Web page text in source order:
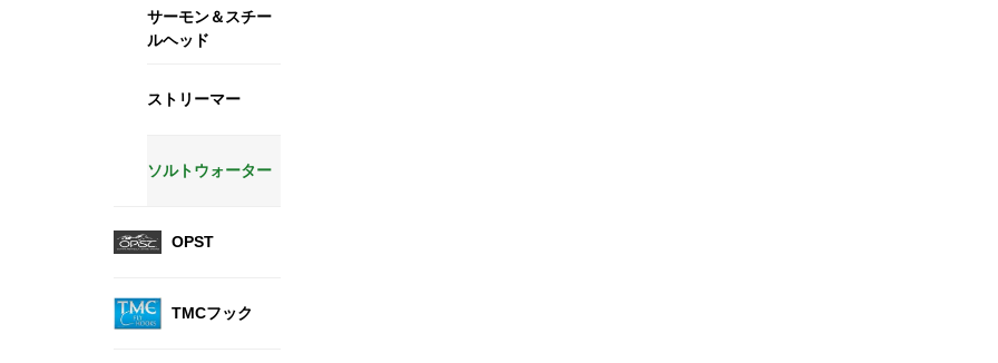
サーモン＆スチー
ルヘッド
ストリーマー
ソルトウォーター
OPST
TMCフック